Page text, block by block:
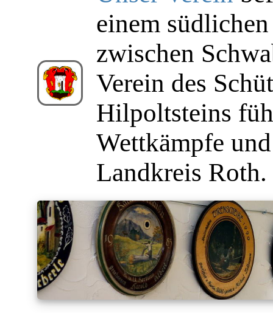
einem
zwischen
Verein des
Hilpoltsteins
Wettkämpfe
Landkreis Roth.